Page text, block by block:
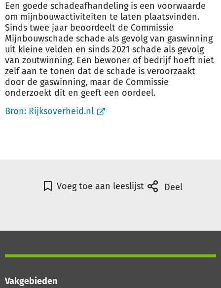
Een goede schadeafhandeling is een voorwaarde
om mijnbouwactiviteiten te laten plaatsvinden.
Sinds twee jaar beoordeelt de Commissie
Mijnbouwschade schade als gevolg van gaswinning
uit kleine velden en sinds 2021 schade als gevolg
van zoutwinning. Een bewoner of bedrijf hoeft niet
zelf aan te tonen dat de schade is veroorzaakt
door de gaswinning, maar de Commissie
onderzoekt dit en geeft een oordeel.
Bron: Rijksoverheid.nl
Voeg toe aan leeslijst Deel
Vakgebieden